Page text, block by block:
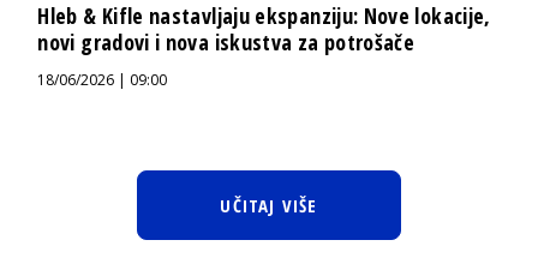
Hleb & Kifle nastavljaju ekspanziju: Nove lokacije,
novi gradovi i nova iskustva za potrošače
18/06/2026 | 09:00
UČITAJ VIŠE